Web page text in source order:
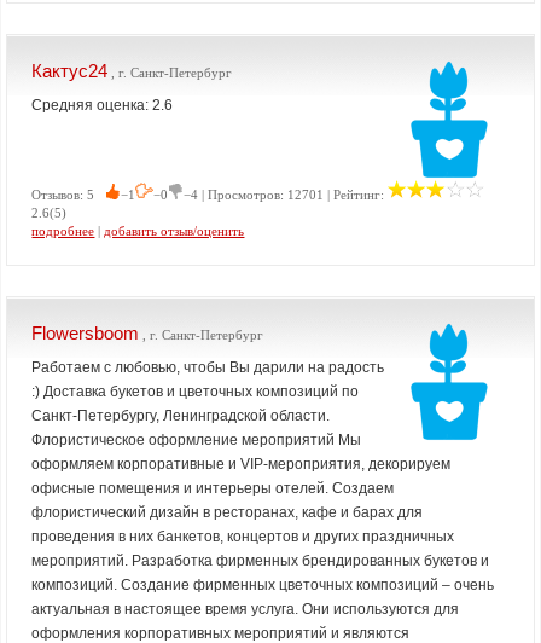
Кактус24 , г. Санкт-Петербург
Средняя оценка: 2.6
Отзывов: 5 −1 −0
−4 | Просмотров: 12701 | Рейтинг:
2.6(5)
подробнее | добавить отзыв/оценить
Flowersboom , г. Санкт-Петербург
Работаем с любовью, чтобы Вы дарили на радость
:) Доставка букетов и цветочных композиций по
Санкт-Петербургу, Ленинградской области.
Флористическое оформление мероприятий Мы
оформляем корпоративные и VIP-мероприятия, декорируем
офисные помещения и интерьеры отелей. Создаем
флористический дизайн в ресторанах, кафе и барах для
проведения в них банкетов, концертов и других праздничных
мероприятий. Разработка фирменных брендированных букетов и
композиций. Создание фирменных цветочных композиций – очень
актуальная в настоящее время услуга. Они используются для
оформления корпоративных мероприятий и являются